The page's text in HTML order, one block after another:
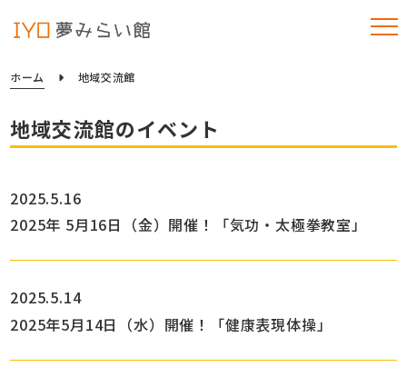
ホーム 地域交流館
地域交流館のイベント
2025.5.16
2025年 5月16日（金）開催！「気功・太極拳教室」
2025.5.14
2025年5月14日（水）開催！「健康表現体操」